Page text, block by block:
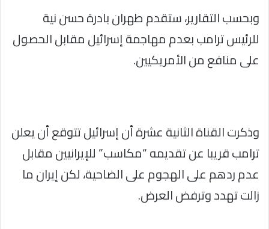
وبحسب التقارير، ستقدم طهران بادرة حسن نية
للرئيس ترامب بعدم مهاجمة إسرائيل مقابل الحصول
على منافع من الأمريكيين.
وذكرت القناة الثانية عشرة أن إسرائيل تتوقع أن يعلن
ترامب قريبا عن تقديمه “مكاسب” للإيرانيين مقابل
عدم ردهم على الهجوم على الضاحية، لكن إيران ما
زالت تهدد وترفض العرض.